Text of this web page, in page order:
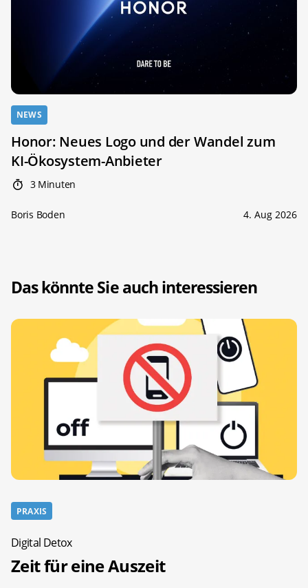
NEWS
Honor: Neues Logo und der Wandel zum
KI-Ökosystem-Anbieter
3 Minuten
Boris Boden 4. Aug 2026
Das könnte Sie auch interessieren
PRAXIS
Digital Detox
Zeit für eine Auszeit